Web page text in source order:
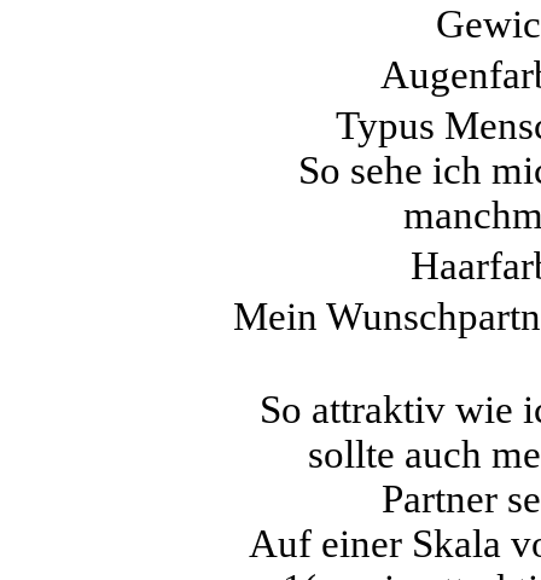
Typus
So sehe ich
Mein
So attraktiv wie
sollte auch
Partner
Auf einer Skala